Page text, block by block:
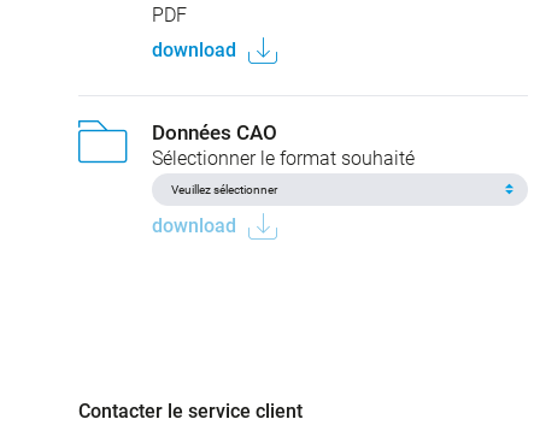
PDF
download
Données CAO
Sélectionner le format souhaité
download
Contacter le service client